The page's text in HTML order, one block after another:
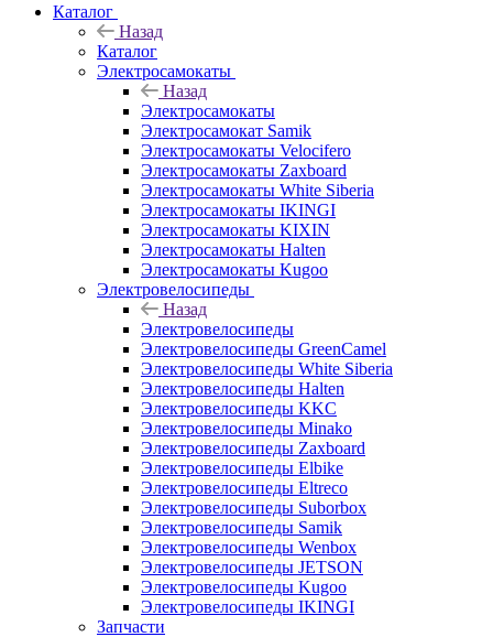
Каталог
Назад
Каталог
Электросамокаты
Назад
Электросамокаты
Электросамокат Samik
Электросамокаты Velocifero
Электросамокаты Zaxboard
Электросамокаты White Siberia
Электросамокаты IKINGI
Электросамокаты KIXIN
Электросамокаты Halten
Электросамокаты Kugoo
Электровелосипеды
Назад
Электровелосипеды
Электровелосипеды GreenCamel
Электровелосипеды White Siberia
Электровелосипеды Halten
Электровелосипеды KKC
Электровелосипеды Minako
Электровелосипеды Zaxboard
Электровелосипеды Elbike
Электровелосипеды Eltreco
Электровелосипеды Suborbox
Электровелосипеды Samik
Электровелосипеды Wenbox
Электровелосипеды JETSON
Электровелосипеды Kugoo
Электровелосипеды IKINGI
Запчасти